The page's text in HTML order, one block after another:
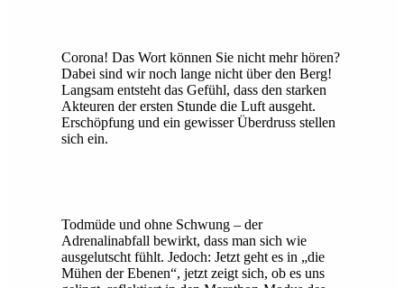
Corona! Das Wort können Sie nicht mehr hören?
Dabei sind wir noch lange nicht über den Berg!
Langsam entsteht das Gefühl, dass den starken
Akteuren der ersten Stunde die Luft ausgeht.
Erschöpfung und ein gewisser Überdruss stellen
sich ein.
Todmüde und ohne Schwung – der
Adrenalinabfall bewirkt, dass man sich wie
ausgelutscht fühlt. Jedoch: Jetzt geht es in „die
Mühen der Ebenen“, jetzt zeigt sich, ob es uns